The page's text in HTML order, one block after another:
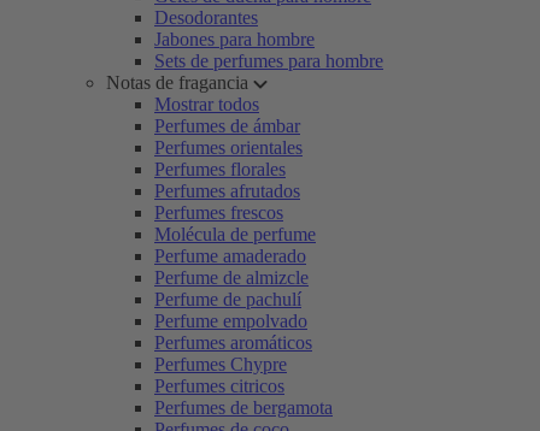
Desodorantes
Jabones para hombre
Sets de perfumes para hombre
Notas de fragancia
Mostrar todos
Perfumes de ámbar
Perfumes orientales
Perfumes florales
Perfumes afrutados
Perfumes frescos
Molécula de perfume
Perfume amaderado
Perfume de almizcle
Perfume de pachulí
Perfume empolvado
Perfumes aromáticos
Perfumes Chypre
Perfumes citricos
Perfumes de bergamota